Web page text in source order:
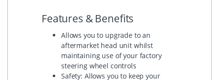
Features & Benefits
Allows you to upgrade to an
aftermarket head unit whilst
maintaining use of your factory
steering wheel controls
Safety: Allows you to keep your